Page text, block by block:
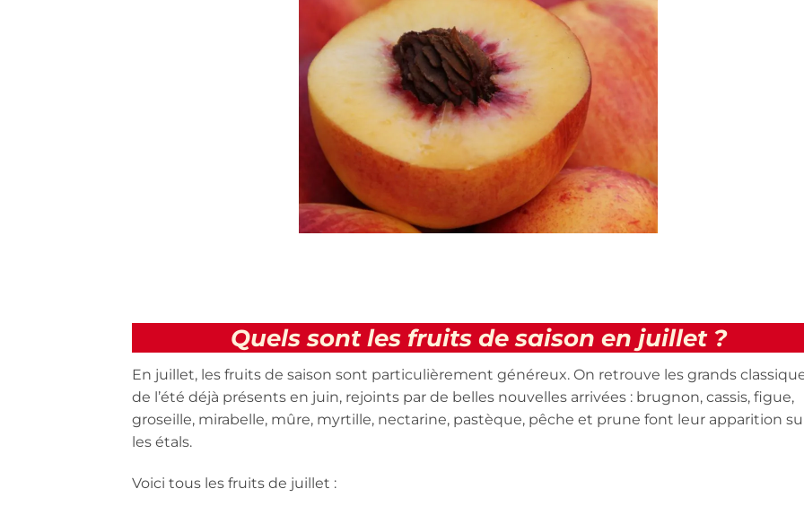
Quels sont les fruits de saison en juillet ?
En juillet, les fruits de saison sont particulièrement généreux. On retrouve les grands
de l’été déjà présents en juin, rejoints par de belles nouvelles arrivées : brugnon, cassis, figue,
groseille, mirabelle, mûre, myrtille, nectarine, pastèque, pêche et prune font leur apparition
les étals.
Voici tous les fruits de juillet :